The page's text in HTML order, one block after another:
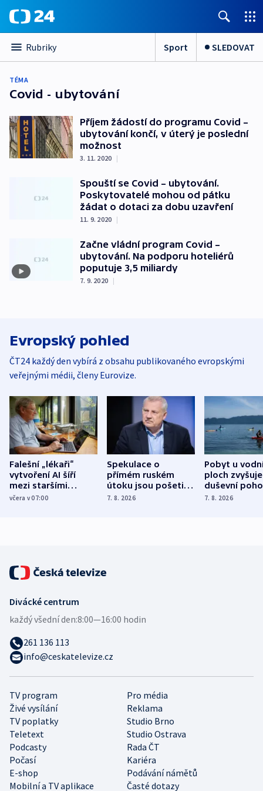
Rubriky Sport SLEDOVAT
TÉMA
Covid - ubytování
Příjem žádostí do programu Covid –
ubytování končí, v úterý je poslední
možnost
3. 11. 2020 |
Spouští se Covid – ubytování.
Poskytovatelé mohou od pátku
žádat o dotaci za dobu uzavření
11. 9. 2020 |
Začne vládní program Covid –
ubytování. Na podporu hoteliérů
poputuje 3,5 miliardy
7. 9. 2020 |
Evropský pohled
ČT24 každý den vybírá z obsahu publikovaného evropskými
veřejnými médii, členy Eurovize.
Falešní „lékaři“
vytvoření AI šíří
mezi staršími
Poláky nebezpečné
včera v 07:00
Spekulace o
přímém ruském
útoku jsou pošetilé,
míní estonský
7. 8. 2026
Pobyt u
ploch zvyšuje
duševní
ukázala
7. 8. 2026
TV program
Pro média
Živé vysílání
Reklama
TV poplatky
Studio Brno
Teletext
Studio Ostrava
Podcasty
Rada ČT
Počasí
Kariéra
E-shop
Podávání námětů
Mobilní a TV aplikace
Časté dotazy
Divácké centrum
každý všední den:8:00—16:00 hodin
261 136 113
info@ceskatelevize.cz